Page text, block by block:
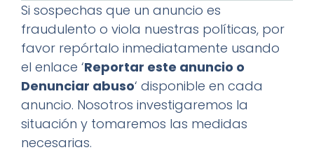
Si sospechas que un anuncio es
fraudulento o viola nuestras políticas, por
favor repórtalo inmediatamente usando
el enlace ‘Reportar este anuncio o
Denunciar abuso‘ disponible en cada
anuncio. Nosotros investigaremos la
situación y tomaremos las medidas
necesarias.